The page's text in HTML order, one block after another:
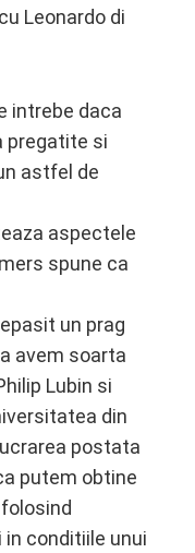
Leonardo di
intrebe daca
pregatite si
astfel de
aspectele
spune ca
un prag
avem soarta
Lubin si
din
postata
putem obtine
conditiile unui